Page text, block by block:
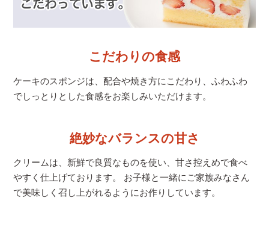
こだわりの食感
ケーキのスポンジは、配合や焼き方にこだわり、ふわふわ
でしっとりとした食感をお楽しみいただけます。
絶妙なバランスの甘さ
クリームは、新鮮で良質なものを使い、甘さ控えめで食べ
やすく仕上げております。 お子様と一緒にご家族みなさん
で美味しく召し上がれるようにお作りしています。